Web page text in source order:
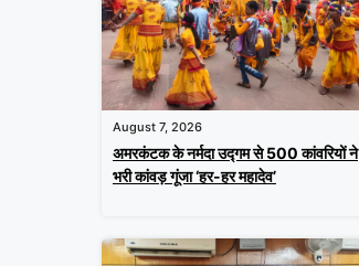
August 7, 2026
अमरकंटक के नर्मदा उद्गम से 500 कांवरियों ने
भरी कांवड़ गूंजा ‘हर-हर महादेव’